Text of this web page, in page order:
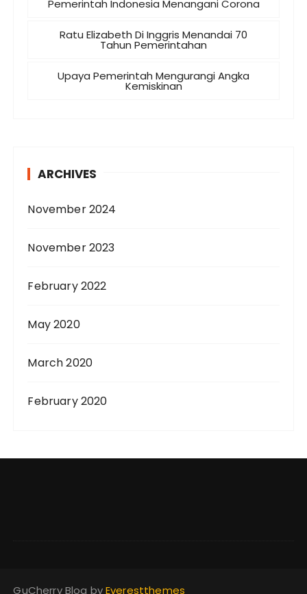
Pemerintah Indonesia Menangani Corona
Ratu Elizabeth Di Inggris Menandai 70
Tahun Pemerintahan
Upaya Pemerintah Mengurangi Angka
Kemiskinan
ARCHIVES
November 2024
November 2023
February 2022
May 2020
March 2020
February 2020
GuCherry Blog byEverestthemes